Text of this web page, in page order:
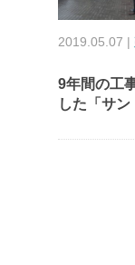
2019.05.07 |
9年間の工
した「サン